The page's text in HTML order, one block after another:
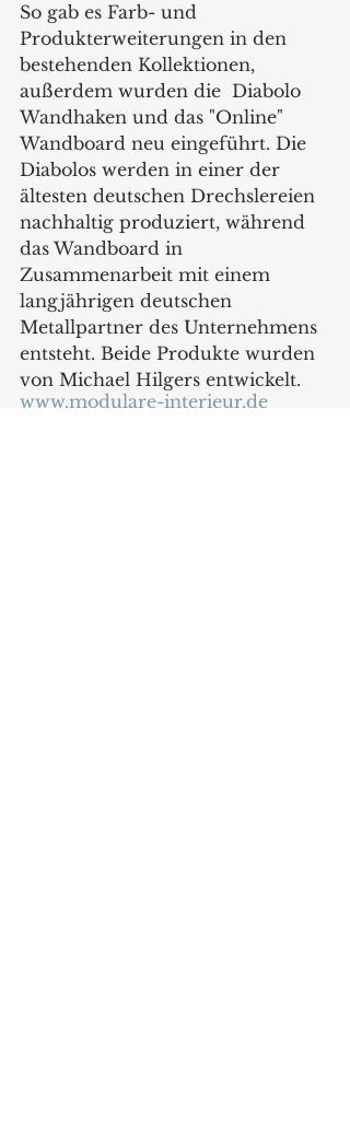
So gab es Farb- und
Produkterweiterungen in den
bestehenden Kollektionen,
außerdem wurden die  Diabolo
Wandhaken und das "Online"
Wandboard neu eingeführt. Die
Diabolos werden in einer der
ältesten deutschen Drechslereien
nachhaltig produziert, während
das Wandboard in
Zusammenarbeit mit einem
langjährigen deutschen
Metallpartner des Unternehmens
entsteht. Beide Produkte wurden
von Michael Hilgers entwickelt.
www.modulare-interieur.de